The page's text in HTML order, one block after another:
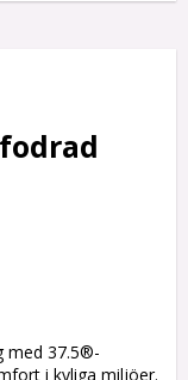
med 37.5®-
i kyliga miljöer.